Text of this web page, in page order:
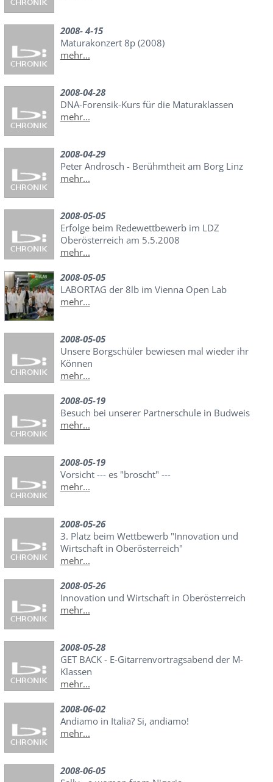
2008- 4-15
Maturakonzert 8p (2008)
mehr...
2008-04-28
DNA-Forensik-Kurs für die Maturaklassen
mehr...
2008-04-29
Peter Androsch - Berühmtheit am Borg Linz
mehr...
2008-05-05
Erfolge beim Redewettbewerb im LDZ
Oberösterreich am 5.5.2008
mehr...
2008-05-05
LABORTAG der 8lb im Vienna Open Lab
mehr...
2008-05-05
Unsere Borgschüler bewiesen mal wieder ihr
Können
mehr...
2008-05-19
Besuch bei unserer Partnerschule in Budweis
mehr...
2008-05-19
Vorsicht --- es "broscht" ---
mehr...
2008-05-26
3. Platz beim Wettbewerb "Innovation und
Wirtschaft in Oberösterreich"
mehr...
2008-05-26
Innovation und Wirtschaft in Oberösterreich
mehr...
2008-05-28
GET BACK - E-Gitarrenvortragsabend der M-
Klassen
mehr...
2008-06-02
Andiamo in Italia? Si, andiamo!
mehr...
2008-06-05